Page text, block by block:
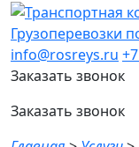
Грузоперевозки
info@rosreys.ru
Заказать звонок
Заказать звонок